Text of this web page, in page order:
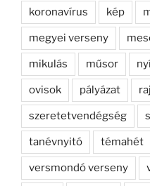
koronavírus kép
megyei verseny
mikulás műsor
ovisok pályázat
szeretetvendégség
tanévnyitó témahét
versmondó verseny